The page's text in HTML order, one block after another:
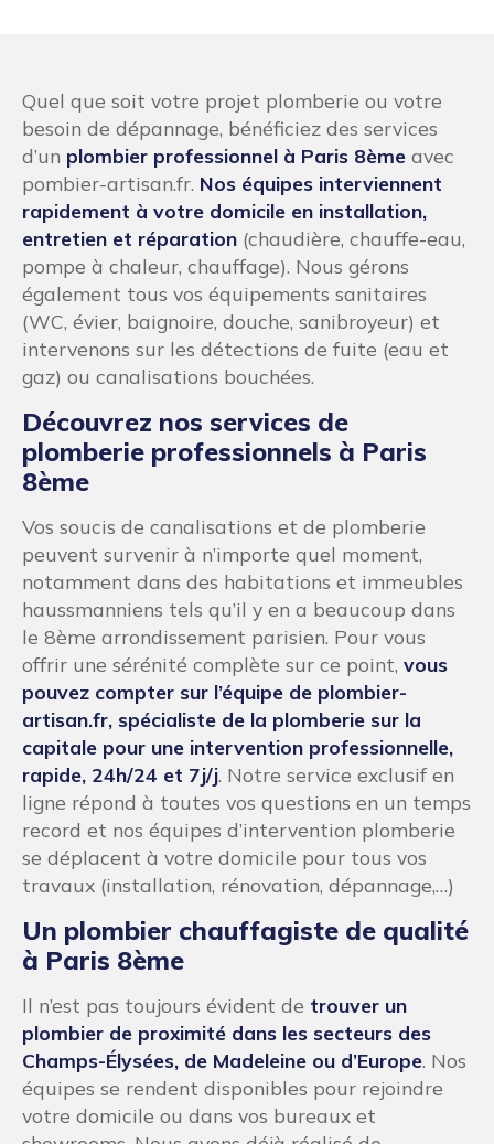
Quel que soit votre projet plomberie ou votre
besoin de dépannage, bénéficiez des services
d’un plombier professionnel à Paris 8ème avec
pombier-artisan.fr. Nos équipes interviennent
rapidement à votre domicile en installation,
entretien et réparation (chaudière, chauffe-eau,
pompe à chaleur, chauffage). Nous gérons
également tous vos équipements sanitaires
(WC, évier, baignoire, douche, sanibroyeur) et
intervenons sur les détections de fuite (eau et
gaz) ou canalisations bouchées.
Découvrez nos services de
plomberie professionnels à Paris
8ème
Vos soucis de canalisations et de plomberie
peuvent survenir à n’importe quel moment,
notamment dans des habitations et immeubles
haussmanniens tels qu’il y en a beaucoup dans
le 8ème arrondissement parisien. Pour vous
offrir une sérénité complète sur ce point, vous
pouvez compter sur l’équipe de plombier-
artisan.fr, spécialiste de la plomberie sur la
capitale pour une intervention professionnelle,
rapide, 24h/24 et 7j/j. Notre service exclusif en
ligne répond à toutes vos questions en un temps
record et nos équipes d’intervention plomberie
se déplacent à votre domicile pour tous vos
travaux (installation, rénovation, dépannage,…)
Un plombier chauffagiste de qualité
à Paris 8ème
Il n’est pas toujours évident de trouver un
plombier de proximité dans les secteurs des
Champs-Élysées, de Madeleine ou d’Europe. Nos
équipes se rendent disponibles pour rejoindre
votre domicile ou dans vos bureaux et